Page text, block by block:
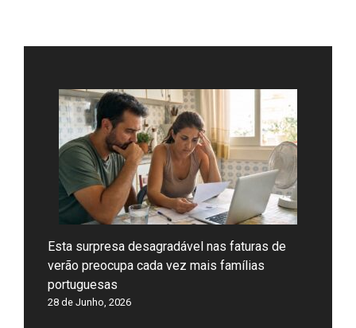
Esta surpresa desagradável nas faturas de
verão preocupa cada vez mais famílias
portuguesas
28 de Junho, 2026